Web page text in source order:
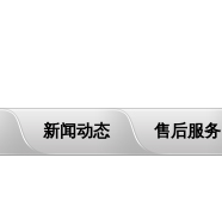
新闻动态 售后服务